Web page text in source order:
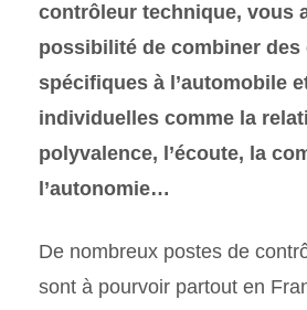
contrôleur technique, vous
possibilité de combiner des
spécifiques à l’automobile
individuelles comme la
polyvalence, l’écoute, la
l’autonomie…
De nombreux postes de
sont à pourvoir partout en